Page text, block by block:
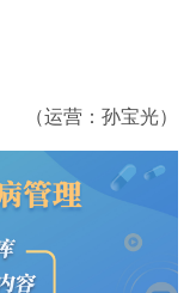
（运营：孙宝光）